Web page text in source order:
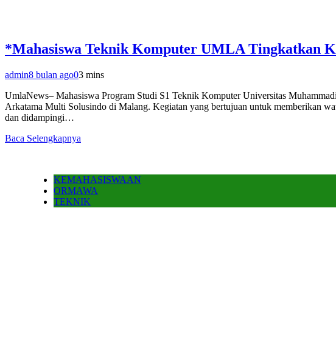
*Mahasiswa Teknik Komputer UMLA Tingkatkan
admin8 bulan ago03 mins
UmlaNews– Mahasiswa Program Studi S1 Teknik Komputer Universitas
Arkatama Multi Solusindo di Malang. Kegiatan yang bertujuan untuk memberikan
dan didampingi…
Baca Selengkapnya
KEMAHASISWAAN
ORMAWA
TEKNIK